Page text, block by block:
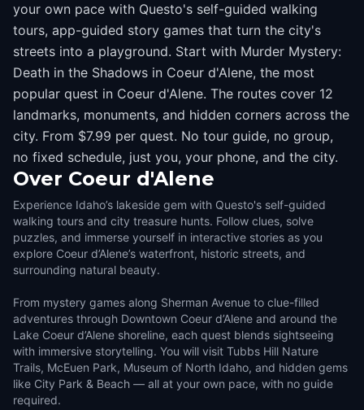
your own pace with Questo's self-guided walking
tours, app-guided story games that turn the city's
streets into a playground. Start with Murder Mystery:
Death in the Shadows in Coeur d'Alene, the most
popular quest in Coeur d'Alene. The routes cover 12
landmarks, monuments, and hidden corners across the
city. From $7.99 per quest. No tour guide, no group,
no fixed schedule, just you, your phone, and the city.
Over Coeur d'Alene
Experience Idaho’s lakeside gem with Questo's self-guided
walking tours and city treasure hunts. Follow clues, solve
puzzles, and immerse yourself in interactive stories as you
explore Coeur d’Alene’s waterfront, historic streets, and
surrounding natural beauty.
From mystery games along Sherman Avenue to clue-filled
adventures through Downtown Coeur d’Alene and around the
Lake Coeur d’Alene shoreline, each quest blends sightseeing
with immersive storytelling. You will visit Tubbs Hill Nature
Trails, McEuen Park, Museum of North Idaho, and hidden gems
like City Park & Beach — all at your own pace, with no guide
required.